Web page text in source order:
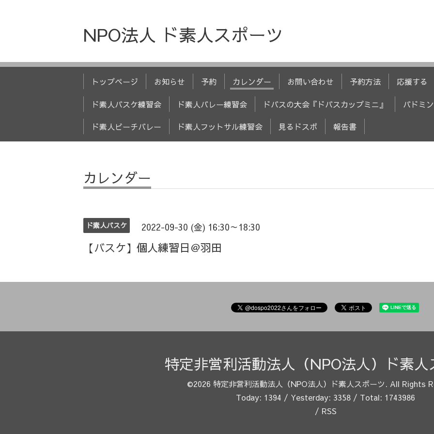
NPO法人 ド素人スポーツ
トップページ お知らせ 予約 カレンダー お問い合わせ 予約方法 応援する
ド素人バスケ練習会 ド素人バレー練習会 ドバスの大会『ドバスカップミニ』 バドミ
ド素人ビーチバレー ド素人フットサル練習会 見るドスポ 報告書
カレンダー
ド素人バスケ 2022-09-30 (金) 16:30～18:30
【バスケ】個人練習日＠羽田
特定非営利活動法人（NPO法人）ド素人
©2026 特定非営利活動法人（NPO法人）ド素人スポーツ. All Rights
Today: 1394 / Yesterday: 3358 / Total: 1743986
/ RSS